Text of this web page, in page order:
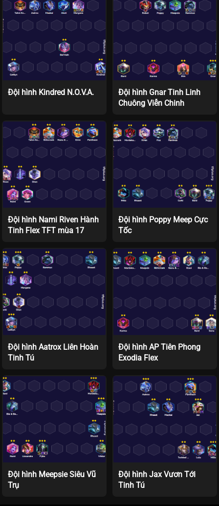
Đội hình Kindred N.O.V.A.
Đội hình Gnar Tinh Linh
Chuông Viễn Chinh
Đội hình Nami Riven Hành
Tinh Flex TFT mùa 17
Đội hình Poppy Meep Cực
Tốc
Đội hình Aatrox Liên Hoàn
Tinh Tú
Đội hình AP Tiên Phong
Exodia Flex
Đội hình Meepsie Siêu Vũ
Trụ
Đội hình Jax Vươn Tới
Tinh Tú